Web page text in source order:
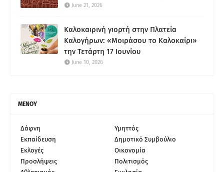
June 21, 2026
Καλοκαιρινή γιορτή στην Πλατεία
Καλογήρων: «Μοιράσου το Καλοκαίρι»
την Τετάρτη 17 Ιουνίου
June 10, 2026
ΜΕΝΟΥ
Δάφνη
Υμηττός
Εκπαίδευση
Δημοτικό Συμβούλιο
Εκλογές
Οικονομία
Προσλήψεις
Πολιτισμός